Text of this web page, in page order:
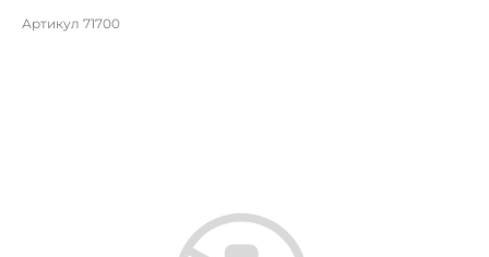
Артикул 71700